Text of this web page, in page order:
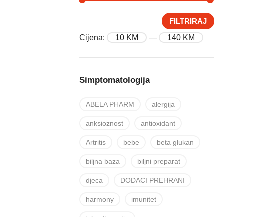
FILTRIRAJ
Cijena:
10 KM — 140 KM
Simptomatologija
ABELA PHARM alergija
anksioznost antioxidant
Artritis bebe beta glukan
biljna baza biljni preparat
djeca DODACI PREHRANI
harmony imunitet